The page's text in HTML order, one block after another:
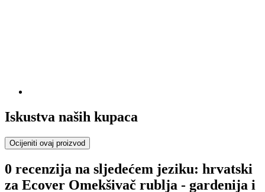
Iskustva naših kupaca
Ocijeniti ovaj proizvod
0 recenzija na sljedećem jeziku: hrvatski
za Ecover Omekšivač rublja - gardenija i